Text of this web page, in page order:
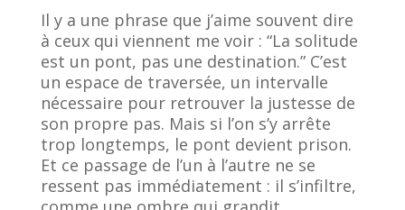
Il y a une phrase que j’aime souvent dire
à ceux qui viennent me voir : “La solitude
est un pont, pas une destination.” C’est
un espace de traversée, un intervalle
nécessaire pour retrouver la justesse de
son propre pas. Mais si l’on s’y arrête
trop longtemps, le pont devient prison.
Et ce passage de l’un à l’autre ne se
ressent pas immédiatement : il s’infiltre,